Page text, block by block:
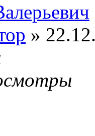
»